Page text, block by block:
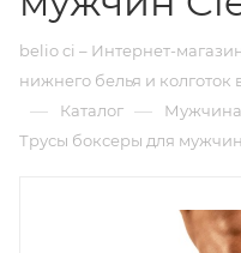
belio ci – Интернет-
нижнего белья и колготок
— Каталог —
Трусы боксеры для мужчин